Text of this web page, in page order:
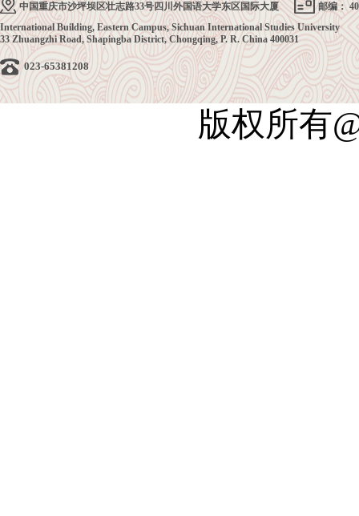
中国重庆市沙坪坝区壮志路33号四川外国语大学东区国际大厦
邮编：
International Building, Eastern Campus, Sichuan International Studies University
33 Zhuangzhi Road, Shapingba District, Chongqing, P. R. China 400031
023-65381208
版权所有